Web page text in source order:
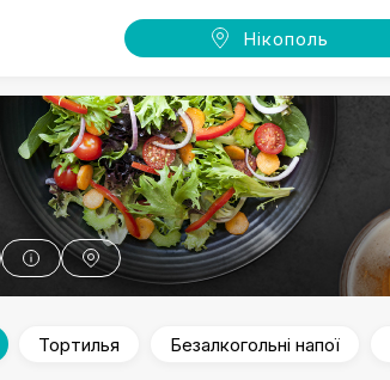
Нікополь
Тортилья Безалкогольні напої